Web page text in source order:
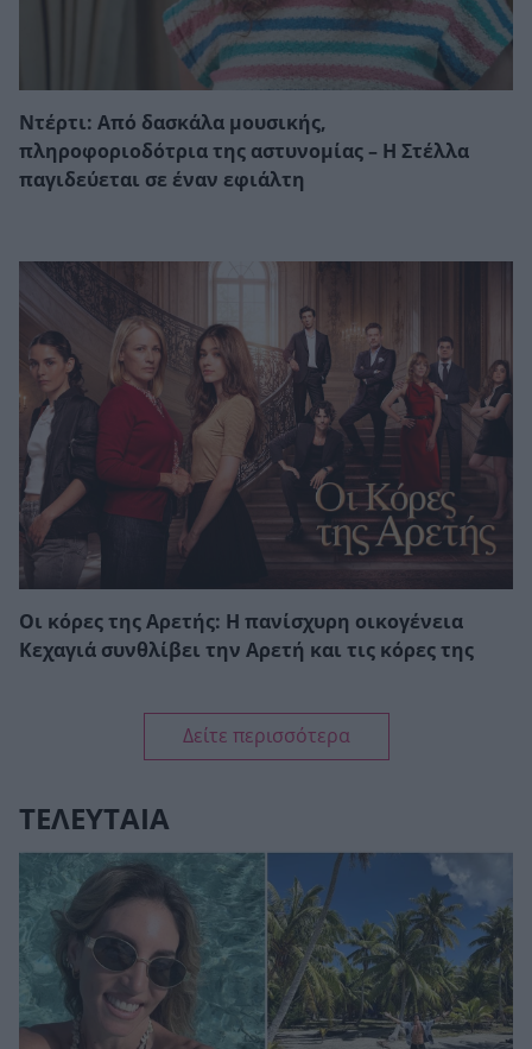
Ντέρτι: Από δασκάλα μουσικής,
πληροφοριοδότρια της αστυνομίας – Η Στέλλα
παγιδεύεται σε έναν εφιάλτη
Οι κόρες της Αρετής: Η πανίσχυρη οικογένεια
Κεχαγιά συνθλίβει την Αρετή και τις κόρες της
Δείτε περισσότερα
ΤΕΛΕΥΤΑΙΑ